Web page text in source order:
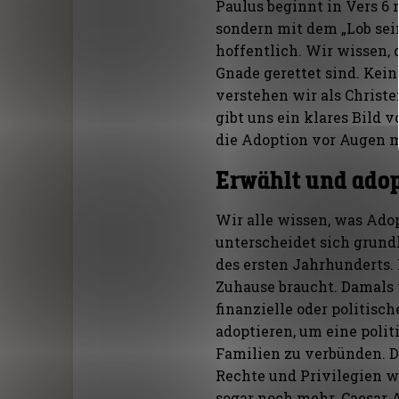
Paulus beginnt in Vers 6
sondern mit dem „Lob
hoffentlich. Wir wissen,
Gnade gerettet sind.
verstehen wir als
gibt uns ein klares Bild
die Adoption vor Augen
Erwählt und
Wir alle wissen, was
unterscheidet sich
des ersten
Zuhause braucht.
finanzielle oder
adoptieren, um eine
Familien zu verbünden.
Rechte und Privilegien